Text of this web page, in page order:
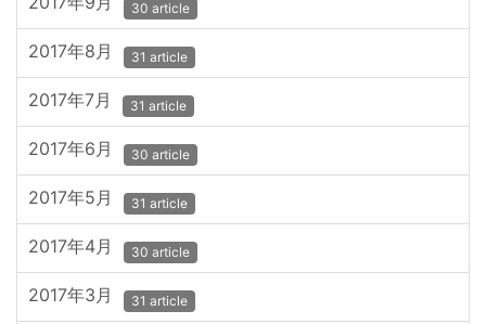
30 article
2017年8月 31 article
2017年7月 31 article
2017年6月 30 article
2017年5月 31 article
2017年4月 30 article
2017年3月 31 article